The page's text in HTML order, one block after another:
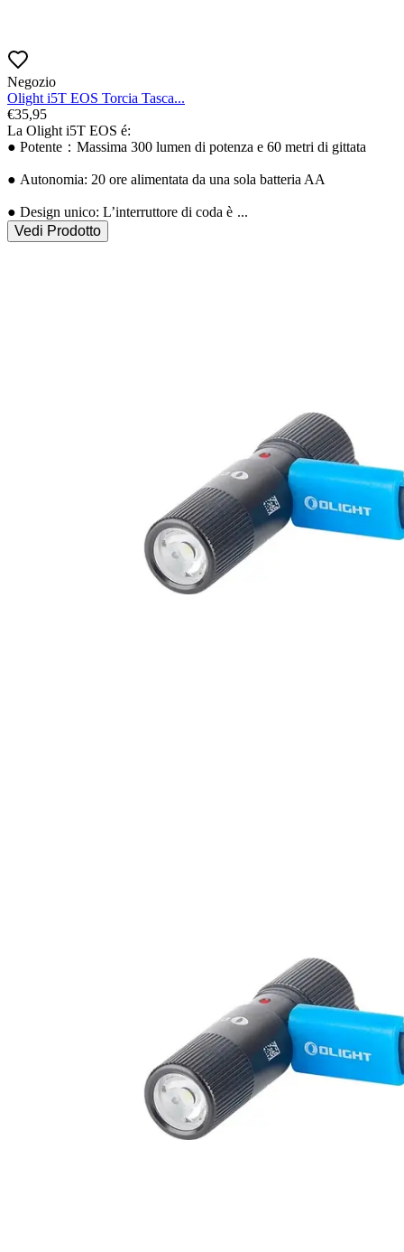
Negozio
Olight i5T EOS Torcia Tasca...
€35,95
La Olight i5T EOS é:
● Potente：Massima 300 lumen di potenza e 60 metri di gittata
● Autonomia: 20 ore alimentata da una sola batteria AA
● Design unico: L’interruttore di coda è ...
Vedi Prodotto